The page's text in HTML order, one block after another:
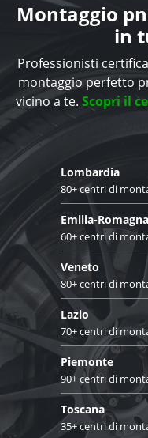
Montaggio
in
Professionisti
montaggio perfetto
vicino a te. Scopri il
Lombardia
80+ centri di
Emilia-Romagna
60+ centri di
Veneto
80+ centri di
Lazio
70+ centri di
Piemonte
90+ centri di
Toscana
35+ centri di